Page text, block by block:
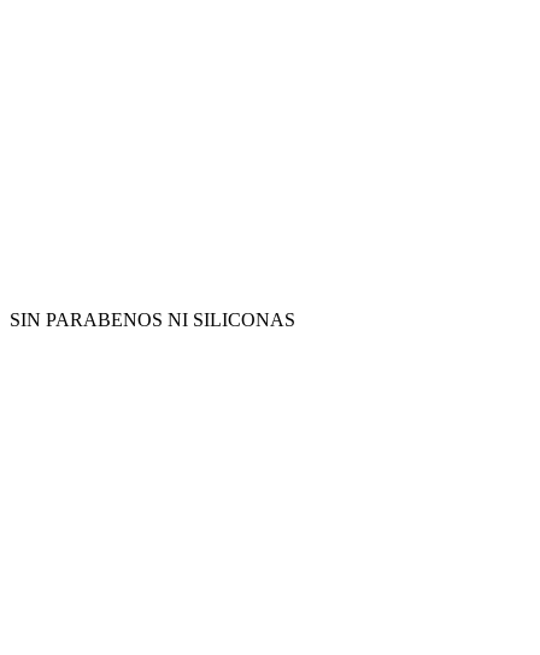
SIN PARABENOS NI SILICONAS